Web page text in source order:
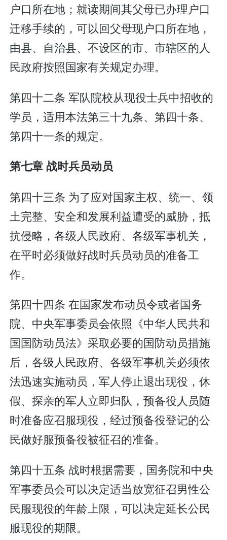
户口所在地；就读期间其父母已办理户口
迁移手续的，可以回父母现户口所在地，
由县、自治县、不设区的市、市辖区的人
民政府按照国家有关规定办理。
第四十二条 军队院校从现役士兵中招收的
学员，适用本法第三十九条、第四十条、
第四十一条的规定。
第七章 战时兵员动员
第四十三条 为了应对国家主权、统一、领
土完整、安全和发展利益遭受的威胁，抵
抗侵略，各级人民政府、各级军事机关，
在平时必须做好战时兵员动员的准备工
作。
第四十四条 在国家发布动员令或者国务
院、中央军事委员会依照《中华人民共和
国国防动员法》采取必要的国防动员措施
后，各级人民政府、各级军事机关必须依
法迅速实施动员，军人停止退出现役，休
假、探亲的军人立即归队，预备役人员随
时准备应召服现役，经过预备役登记的公
民做好服预备役被征召的准备。
第四十五条 战时根据需要，国务院和中央
军事委员会可以决定适当放宽征召男性公
民服现役的年龄上限，可以决定延长公民
服现役的期限。